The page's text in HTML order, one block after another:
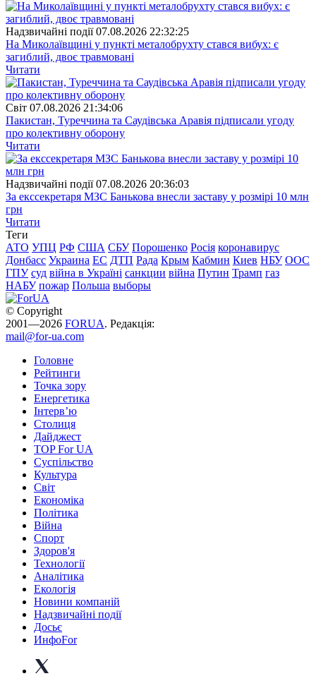
Надзвичайні події 07.08.2026 22:32:25
На Миколаївщині у пункті металобрухту стався вибух: є
загиблий, двоє травмовані
Читати
Свiт 07.08.2026 21:34:06
Пакистан, Туреччина та Саудівська Аравія підписали угоду
про колективну оборону
Читати
Надзвичайні події 07.08.2026 20:36:03
За екссекретаря МЗС Банькова внесли заставу у розмірі 10 млн
грн
Читати
Теги
АТО УПЦ РФ США СБУ Порошенко Росія коронавирус
Донбасс Украина ЕС ДТП Рада Крым Кабмин Киев НБУ ООС
ГПУ суд війна в Україні санкции війна Путин Трамп газ
НАБУ пожар Польша выборы
© Copyright
2001—2026 FORUA. Редакція:
mail@for-ua.com
Головне
Рейтинги
Точка зору
Енергетика
Інтерв’ю
Столиця
Дайджест
TOP For UA
Суспiльство
Культура
Світ
Економіка
Політика
Війна
Спорт
Здоров'я
Технології
Аналітика
Екологія
Новини компаній
Надзвичайні події
Досьє
ИнфоFor